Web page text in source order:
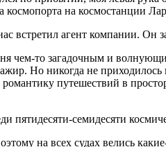
на космостанции
встретил агент компании. Он
чем-то загадочным и
Но никогда не
путешествий в
пятидесяти-семидесяти
на всех судах велись